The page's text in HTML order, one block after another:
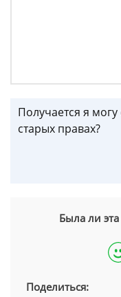
Получается я
старых правах?
Была ли эта
Поделиться: